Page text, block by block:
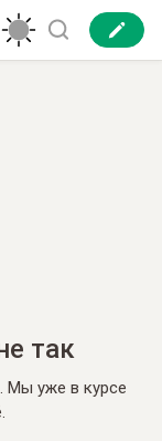
так
Мы уже в курсе